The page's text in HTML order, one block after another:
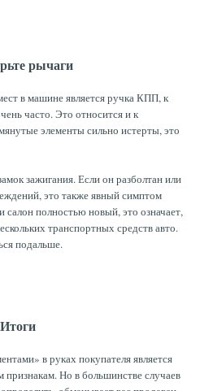
рычаги
в машине является ручка КПП, к
часто. Это относится и к
элементы сильно истерты, это
зажигания. Если он разболтан или
это также явный симптом
полностью новый, это означает,
транспортных средств авто.
подальше.
Итоги
в руках покупателя является
признакам. Но в большинстве случаев